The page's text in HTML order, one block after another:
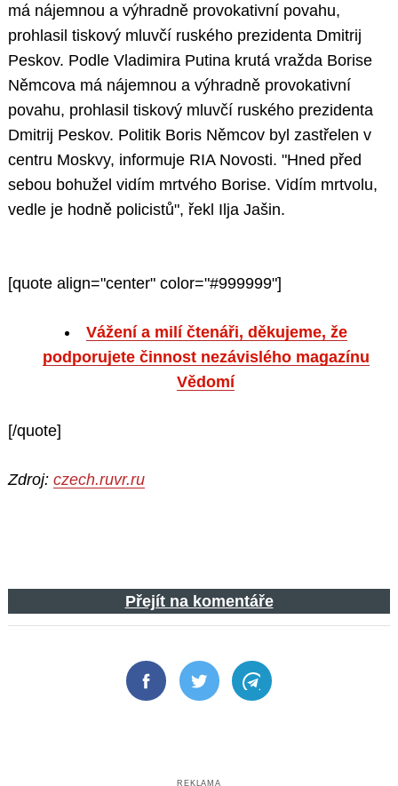
má nájemnou a výhradně provokativní povahu,
prohlasil tiskový mluvčí ruského prezidenta Dmitrij
Peskov. Podle Vladimira Putina krutá vražda Borise
Němcova má nájemnou a výhradně provokativní
povahu, prohlasil tiskový mluvčí ruského prezidenta
Dmitrij Peskov. Politik Boris Němcov byl zastřelen v
centru Moskvy, informuje RIA Novosti. "Hned před
sebou bohužel vidím mrtvého Borise. Vidím mrtvolu,
vedle je hodně policistů", řekl Ilja Jašin.
[quote align="center" color="#999999"]
Vážení a milí čtenáři, děkujeme, že
podporujete činnost nezávislého magazínu
Vědomí
[/quote]
Zdroj: czech.ruvr.ru
Přejít na komentáře
FacebookTwitter Telegram
REKLAMA